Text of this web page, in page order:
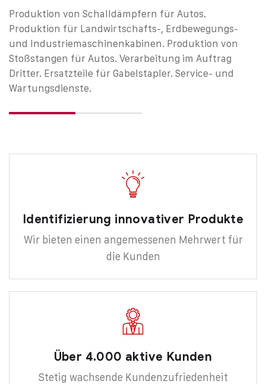
Produktion von Schalldämpfern für Autos.
Produktion für Landwirtschafts-, Erdbewegungs-
und Industriemaschinenkabinen. Produktion von
Stoßstangen für Autos. Verarbeitung im Auftrag
Dritter. Ersatzteile für Gabelstapler. Service- und
Wartungsdienste.
Identifizierung innovativer Produkte
Wir bieten einen angemessenen Mehrwert für
die Kunden
Über 4.000 aktive Kunden
Stetig wachsende Kundenzufriedenheit